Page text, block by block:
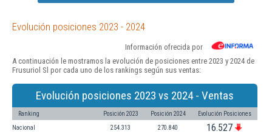
Evolución posiciones 2023 - 2024
Información ofrecida por
A continuación le mostramos la evolución de posiciones entre 2023 y 2024 de
Frusuriol Sl por cada uno de los rankings según sus ventas:
Evolución posiciones 2023 vs 2024 - Ventas
Ranking Posición 2023 Posición 2024 Evolución Posiciones
Nacional 254.313 270.840 16.527